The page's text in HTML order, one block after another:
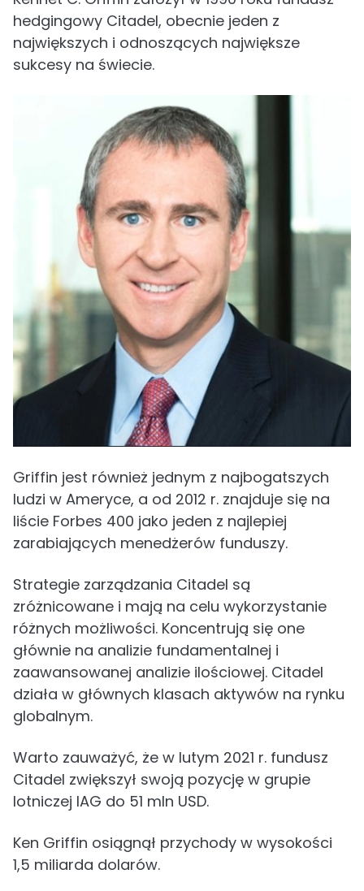
hedgingowy Citadel, obecnie jeden z
największych i odnoszących największe
sukcesy na świecie.
Griffin jest również jednym z najbogatszych
ludzi w Ameryce, a od 2012 r. znajduje się na
liście Forbes 400 jako jeden z najlepiej
zarabiających menedżerów funduszy.
Strategie zarządzania Citadel są
zróżnicowane i mają na celu wykorzystanie
różnych możliwości. Koncentrują się one
głównie na analizie fundamentalnej i
zaawansowanej analizie ilościowej. Citadel
działa w głównych klasach aktywów na rynku
globalnym.
Warto zauważyć, że w lutym 2021 r. fundusz
Citadel zwiększył swoją pozycję w grupie
lotniczej IAG do 51 mln USD.
Ken Griffin osiągnął przychody w wysokości
1,5 miliarda dolarów.